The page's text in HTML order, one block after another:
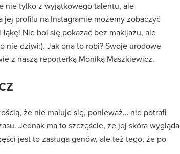
nie tylko z wyjątkowego talentu, ale
profilu na Instagramie możemy zobaczyć
Nie boi się pokazać bez makijażu, ale
nie dziwi:). Jak ona to robi? Swoje urodowe
z naszą reporterką Moniką Maszkiewicz.
że nie maluje się, ponieważ… nie potrafi
Jednak ma to szczęście, że jej skóra wygląda
jest to zasługa genów, ale też tego, że po